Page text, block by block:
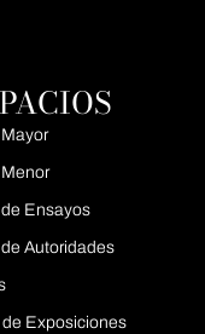
Ensayos
Autoridades
de Exposiciones